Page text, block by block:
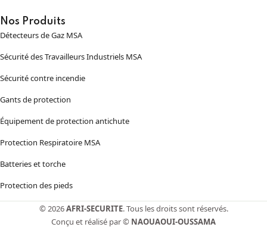
Nos Produits
Détecteurs de Gaz MSA
Sécurité des Travailleurs Industriels MSA
Sécurité contre incendie
Gants de protection
Équipement de protection antichute
Protection Respiratoire MSA
Batteries et torche
Protection des pieds
© 2026AFRI-SECURITE. Tous les droits sont réservés.
Conçu et réalisé par © NAOUAOUI-OUSSAMA